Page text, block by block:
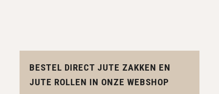
BESTEL DIRECT JUTE ZAKKEN EN
JUTE ROLLEN IN ONZE WEBSHOP